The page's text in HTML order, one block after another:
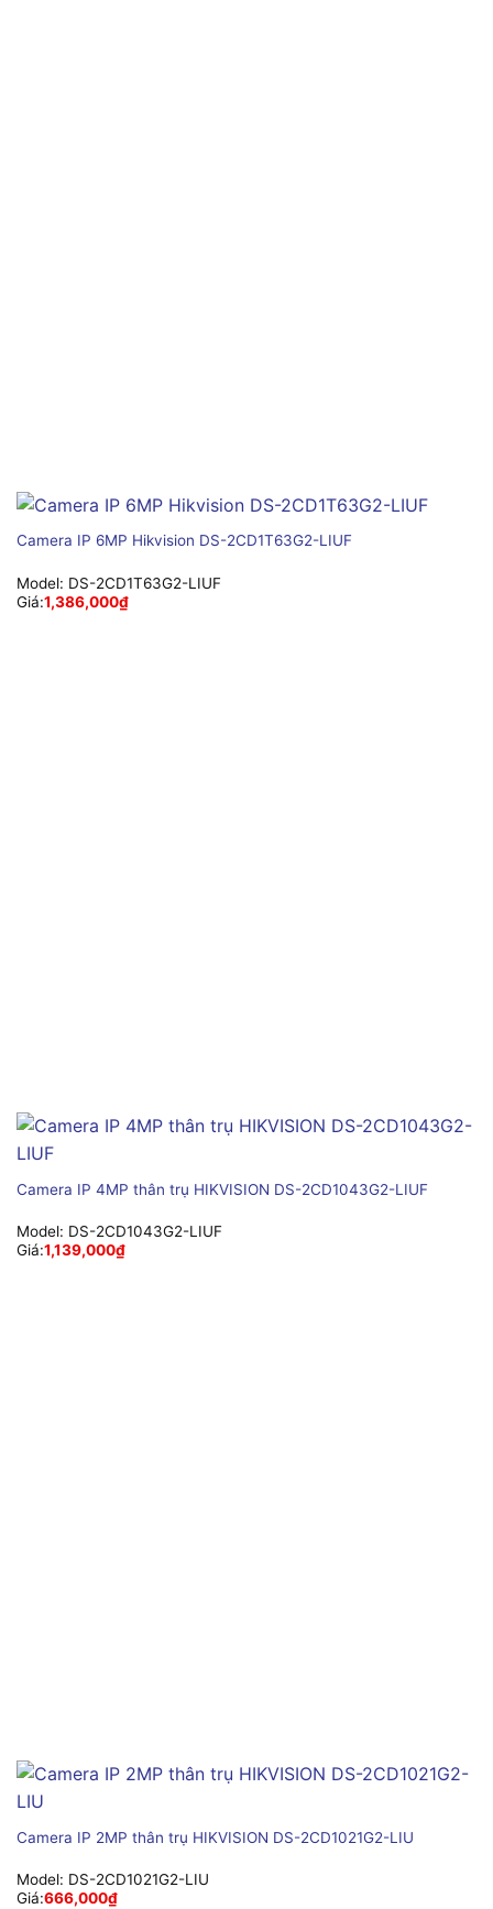
Camera IP 6MP Hikvision DS-2CD1T63G2-LIUF
Model: DS-2CD1T63G2-LIUF
Giá:1,386,000₫
Camera IP 4MP thân trụ HIKVISION DS-2CD1043G2-LIUF
Model: DS-2CD1043G2-LIUF
Giá:1,139,000₫
Camera IP 2MP thân trụ HIKVISION DS-2CD1021G2-LIU
Model: DS-2CD1021G2-LIU
Giá:666,000₫